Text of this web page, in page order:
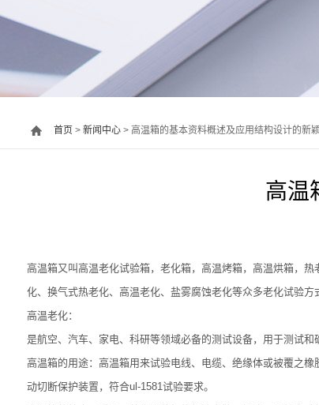
首页 > 新闻中心> 高温箱的基本资料概述及应用结构设计的新
高温
高温箱又叫高温老化试验箱，老化箱，高温烤箱，高温烘箱，
化、换气式热老化、高温老化、盐雾腐蚀老化等众多老化试验方
高温老化：
是航空、汽车、家电、科研等领域必备的测试设备，用于测试
高温箱的用途：高温箱用来试验电线、电缆、绝缘体或被覆之
动切断保护装置，符合ul-1581试验要求。